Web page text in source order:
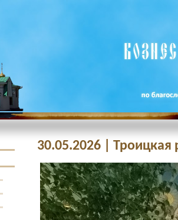
30.05.2026 | Троицкая